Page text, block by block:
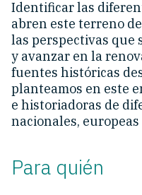
Identificar las
abren este terreno
las perspectivas que
y avanzar en la
fuentes históricas
planteamos en este
e historiadoras de
nacionales,
Para quién